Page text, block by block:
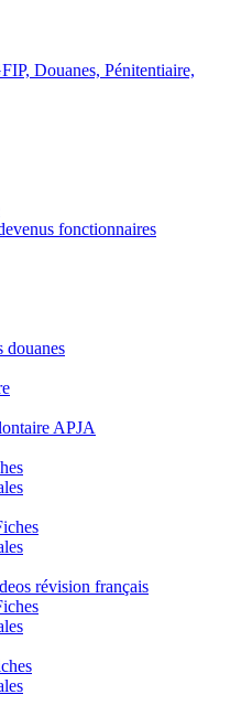
Douanes, Pénitentiaire,
fonctionnaires
douanes
APJA
révision français